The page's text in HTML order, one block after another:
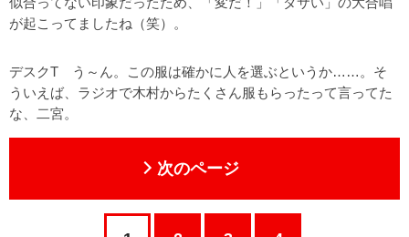
が起こってましたね（笑）。
デスクT う～ん。この服は確かに人を選ぶというか……。そ
ういえば、ラジオで木村からたくさん服もらったって言ってた
な、二宮。
次のページ